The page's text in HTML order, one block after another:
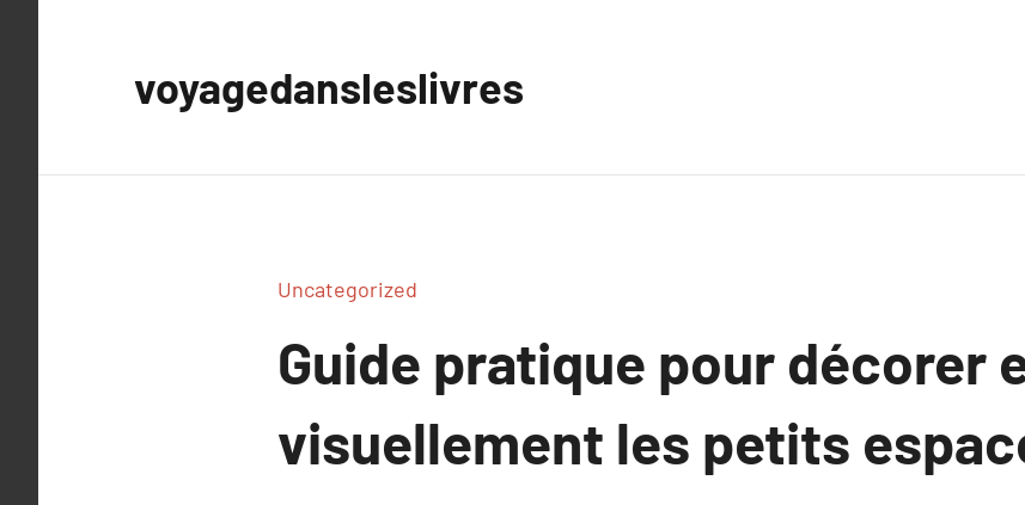
voyagedansleslivres
Uncategorized
Guide pratique pour décorer
visuellement les petits